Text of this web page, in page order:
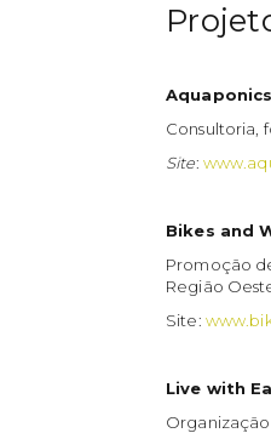
Consultoria,
Site:
Bikes and
Promoção
Região
Site:
Live with